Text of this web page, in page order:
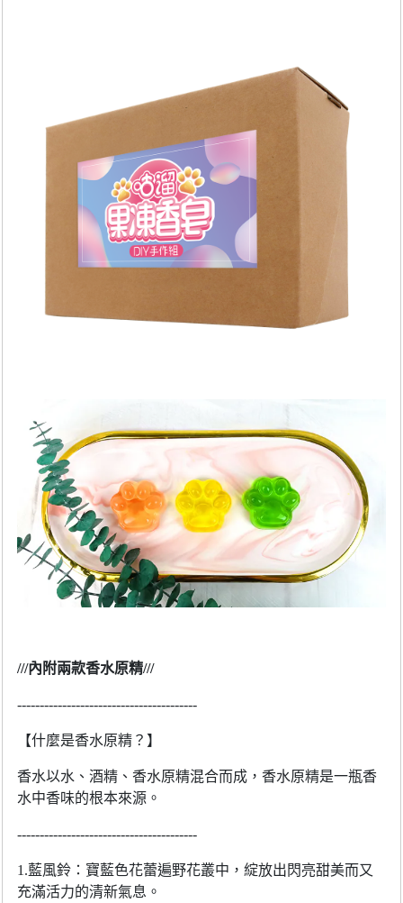
///內附兩款香水原精///
----------------------------------------
【什麼是香水原精？】
香水以水、酒精、香水原精混合而成，香水原精是一瓶香
水中香味的根本來源。
----------------------------------------
1.藍風鈴：寶藍色花蕾遍野花叢中，綻放出閃亮甜美而又
充滿活力的清新氣息。